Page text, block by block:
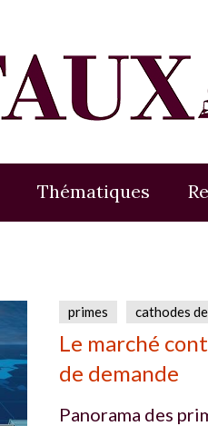
Thématiques
primes cathodes
Le marché
de demande
Panorama des